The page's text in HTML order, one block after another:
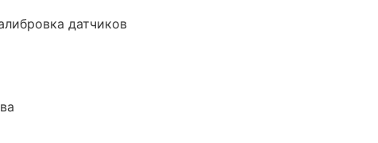
датчиков